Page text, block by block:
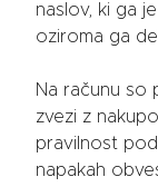
naslov, ki ga
oziroma ga
Na računu so
zvezi z
pravilnost
napakah